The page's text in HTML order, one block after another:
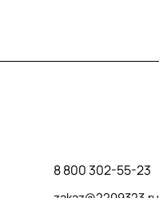
8 800 302-55-23